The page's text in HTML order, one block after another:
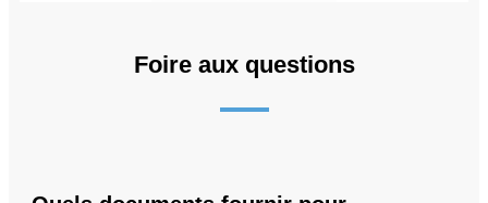
Foire aux questions